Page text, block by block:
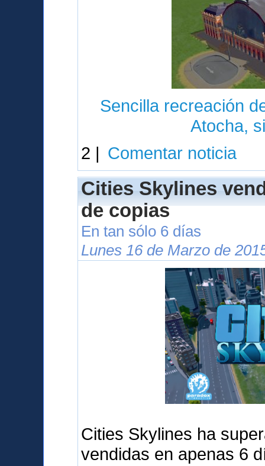
Sencilla recreación
Atocha,
2 | Comentar noticia
Cities Skylines
de copias
En tan sólo 6 días
Lunes 16 de Marzo de
Cities Skylines ha
vendidas en apenas 6